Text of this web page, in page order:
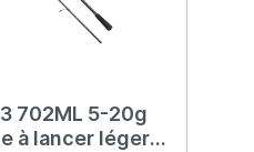
702ML 5-20g
à lancer léger